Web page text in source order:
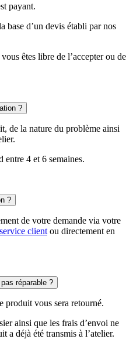
payant.
base d’un devis établi par nos
êtes libre de l’accepter ou de
?
de la nature du problème ainsi
entre 4 et 6 semaines.
?
de votre demande via votre
client ou directement en
réparable ?
produit vous sera retourné.
ainsi que les frais d’envoi ne
a déjà été transmis à l’atelier.